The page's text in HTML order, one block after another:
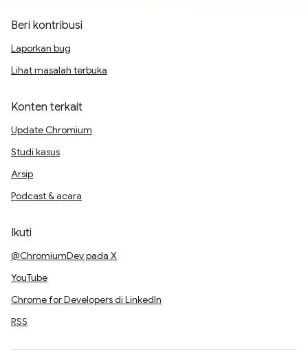
Beri kontribusi
Laporkan bug
Lihat masalah terbuka
Konten terkait
Update Chromium
Studi kasus
Arsip
Podcast & acara
Ikuti
@ChromiumDev pada X
YouTube
Chrome for Developers di LinkedIn
RSS